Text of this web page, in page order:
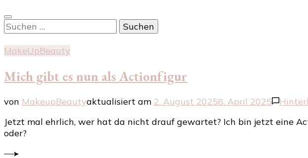
Suchen
nach:
MakeUpBeauty
Mich gibt es nun als Actionfigur
von MakeupBeautyaktualisiert am 2. August 20258. April 2025
Jetzt mal ehrlich, wer hat da nicht drauf gewartet? Ich bin jetzt eine
oder?